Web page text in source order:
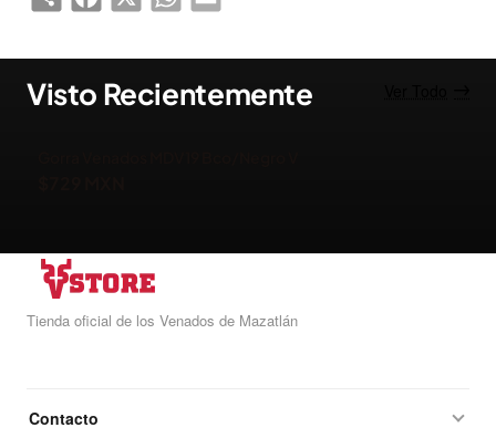
Visto Recientemente
Tienda oficial de los Venados de Mazatlán
Contacto